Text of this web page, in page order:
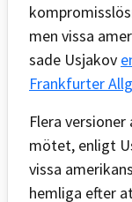
men vissa
sade Usjakov
Frankfurter
Flera
mötet, enligt
vissa
hemliga efter